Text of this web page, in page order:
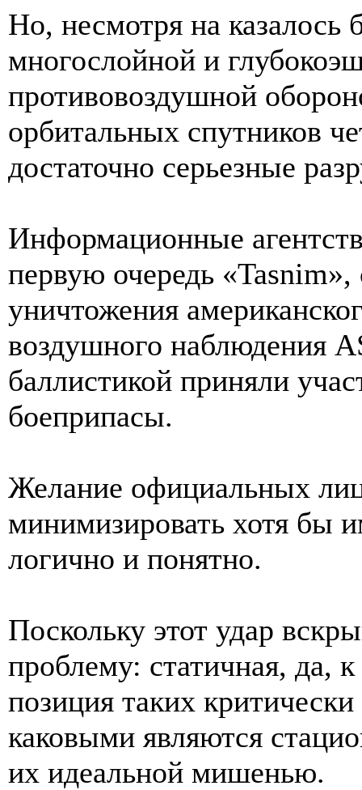
Но, несмотря на
многослойной и
противовоздушной
орбитальных спутников
достаточно серьезные
Информационные
первую очередь
уничтожения
воздушного наблюдения
баллистикой приняли
боеприпасы.
Желание официальных
минимизировать хотя бы
логично и понятно.
Поскольку этот удар
проблему: статичная, да,
позиция таких
каковыми являются
их идеальной мишенью.